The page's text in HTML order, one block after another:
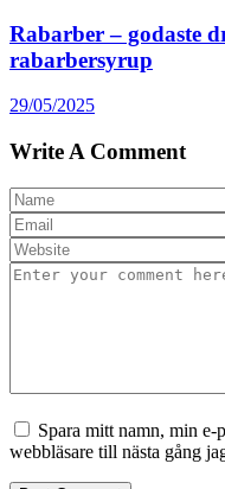
Rabarber – godaste
rabarbersyrup
29/05/2025
Write A Comment
Spara mitt namn, min e-
webbläsare till nästa gång